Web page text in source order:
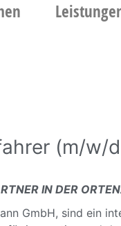
(m/w/
IN DER
GmbH, sind ein